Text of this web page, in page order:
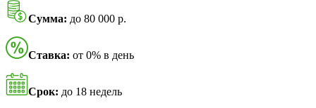
Сумма: до 80 000 р.
Ставка: от 0% в день
Срок: до 18 недель